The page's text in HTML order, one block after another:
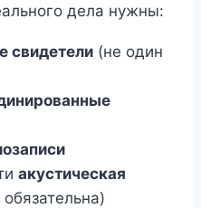
дела нужны:
свидетели (не один
акустическая